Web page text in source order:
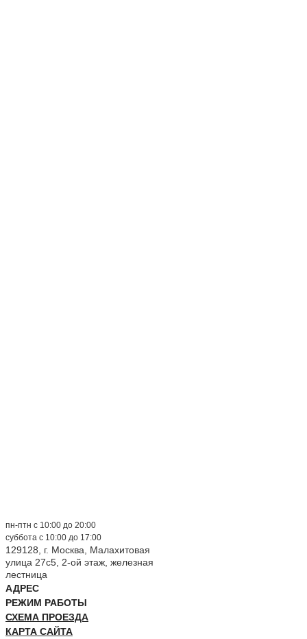
пн-птн с 10:00 до 20:00
суббота с 10:00 до 17:00
129128, г. Москва, Малахитовая
улица 27с5, 2-ой этаж, железная
лестница
АДРЕС
РЕЖИМ РАБОТЫ
СХЕМА ПРОЕЗДА
КАРТА САЙТА